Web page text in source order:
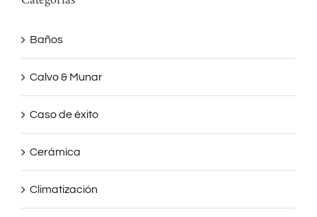
Baños
Calvo & Munar
Caso de éxito
Cerámica
Climatización